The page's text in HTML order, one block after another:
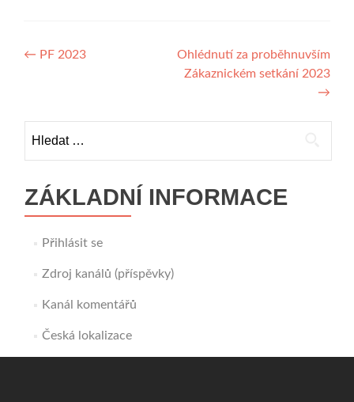
Navigace
← PF 2023
Ohlédnutí za proběhnuvším
Zákaznickém setkání 2023
→
ZÁKLADNÍ INFORMACE
Přihlásit se
Zdroj kanálů (příspěvky)
Kanál komentářů
Česká lokalizace